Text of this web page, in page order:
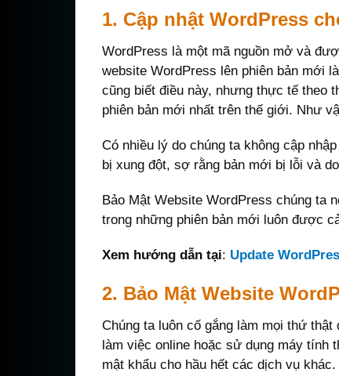
1. Cập nhật WordPress
WordPress là một mã nguồn mở và
website WordPress lên phiên bản mới
cũng biết điều này, nhưng thực tế theo
phiên bản mới nhất trên thế giới. Như
Có nhiều lý do chúng ta không cập
bị xung đột, sợ rằng bản mới bị lỗi và
Bảo Mật Website WordPress chúng ta
trong những phiên bản mới luôn được
Xem hướng dẫn tại: Update
2. Bảo Mật Website
Chúng ta luôn cố gắng làm mọi thứ
làm việc online hoặc sử dụng máy tính
mật khẩu cho hầu hết các dịch vụ khác.